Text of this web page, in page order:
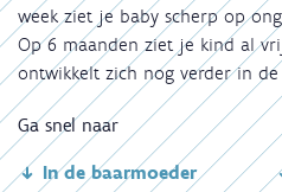
week ziet je baby scherp op
Op 6 maanden ziet je kind al
ontwikkelt zich nog verder in de
Ga snel naar
In de baarmoeder